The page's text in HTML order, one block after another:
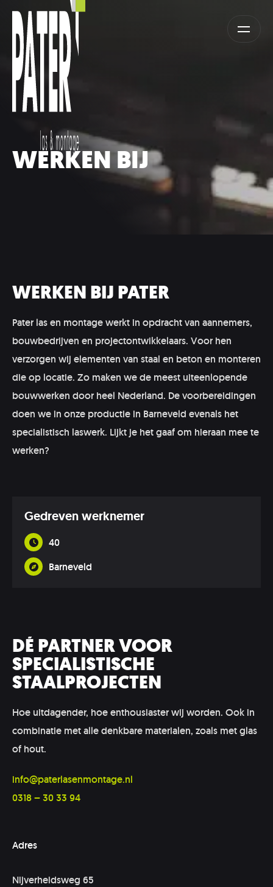
WERKEN BIJ
WERKEN BIJ PATER
Pater las en montage werkt in opdracht van aannemers,
bouwbedrijven en projectontwikkelaars. Voor hen
verzorgen wij elementen van staal en beton en monteren
die op locatie. Zo maken we de meest uiteenlopende
bouwwerken door heel Nederland. De voorbereidingen
doen we in onze productie in Barneveld evenals het
specialistisch laswerk. Lijkt je het gaaf om hieraan mee te
werken?
Gedreven werknemer
40
Barneveld
DÉ PARTNER VOOR
SPECIALISTISCHE
STAALPROJECTEN
Hoe uitdagender, hoe enthousiaster wij worden. Ook in
combinatie met alle denkbare materialen, zoals met glas
of hout.
info@paterlasenmontage.nl
0318 – 30 33 94
Adres
Nijverheidsweg 65